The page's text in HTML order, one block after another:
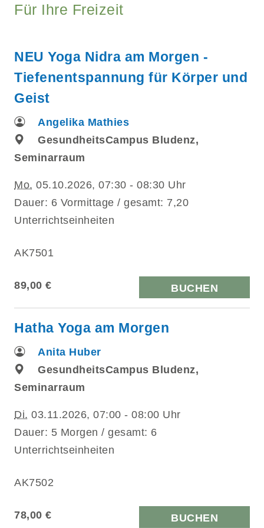
Für Ihre Freizeit
NEU Yoga Nidra am Morgen -
Tiefenentspannung für Körper und
Geist
Angelika Mathies
GesundheitsCampus Bludenz,
Seminarraum
Mo. 05.10.2026, 07:30 - 08:30 Uhr
Dauer: 6 Vormittage / gesamt: 7,20
Unterrichtseinheiten
AK7501
89,00 € BUCHEN
Hatha Yoga am Morgen
Anita Huber
GesundheitsCampus Bludenz,
Seminarraum
Di. 03.11.2026, 07:00 - 08:00 Uhr
Dauer: 5 Morgen / gesamt: 6
Unterrichtseinheiten
AK7502
78,00 € BUCHEN